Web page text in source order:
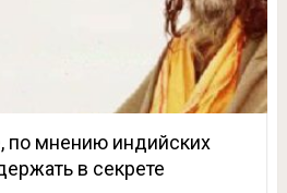
по мнению индийских
в секрете